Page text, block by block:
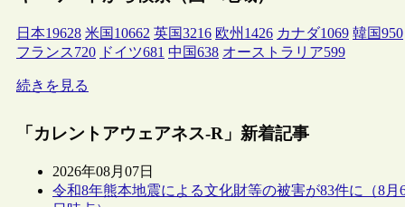
日本19628 米国 10662 英国3216 欧州 1426 カナダ1069 韓国950
フランス720 ドイツ681 中国638 オーストラリア599
続きを見る
「カレントアウェアネス-R」新着記事
2026年08月07日
令和8年熊本地震による文化財等の被害が83件に（8月